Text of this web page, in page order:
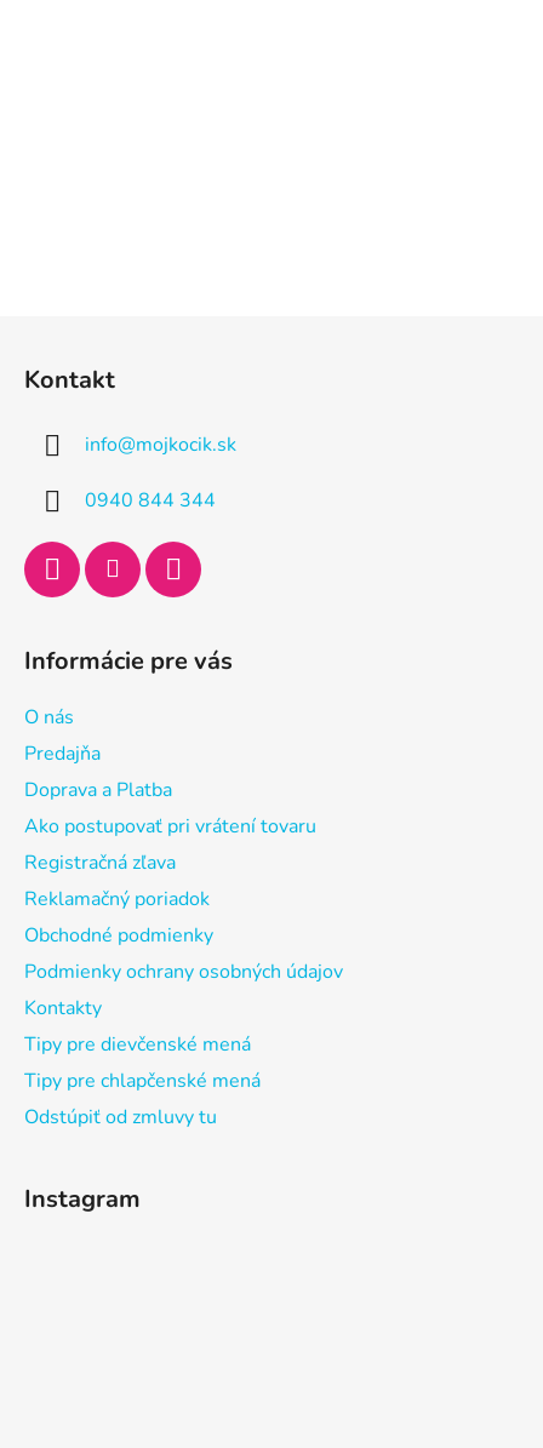
Kontakt
info@mojkocik.sk
0940 844 344
Informácie pre vás
O nás
Predajňa
Doprava a Platba
Ako postupovať pri vrátení tovaru
Registračná zľava
Reklamačný poriadok
Obchodné podmienky
Podmienky ochrany osobných údajov
Kontakty
Tipy pre dievčenské mená
Tipy pre chlapčenské mená
Odstúpiť od zmluvy tu
Instagram